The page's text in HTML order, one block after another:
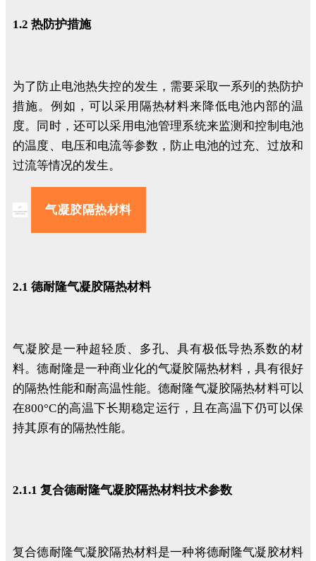
1.2 热防护措施
为了防止电池热失控的发生，需要采取一系列的热防护
措施。例如，可以采用隔热材料来降低电池内部的温
度。同时，还可以采用电池管理系统来监测和控制电池
的温度、电压和电流等参数，防止电池的过充、过放和
过流等情况的发生。
气凝胶隔热材料
2.1 德耐隆气凝胶隔热材料
气凝胶是一种超轻质、多孔、具有极低导热系数的材
料。德耐隆是一种商业化的气凝胶隔热材料，具有很好
的隔热性能和耐高温性能。德耐隆气凝胶隔热材料可以
在800°C的高温下长期稳定运行，且在高温下仍可以保
持其原有的隔热性能。
2.1.1 复合德耐隆气凝胶隔热材料技术参数
复合德耐隆气凝胶隔热材料是一种将德耐隆气凝胶材料